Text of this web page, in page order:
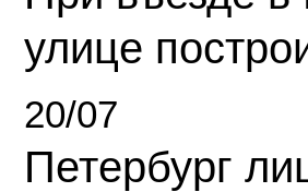
улице
20/07
Петербург